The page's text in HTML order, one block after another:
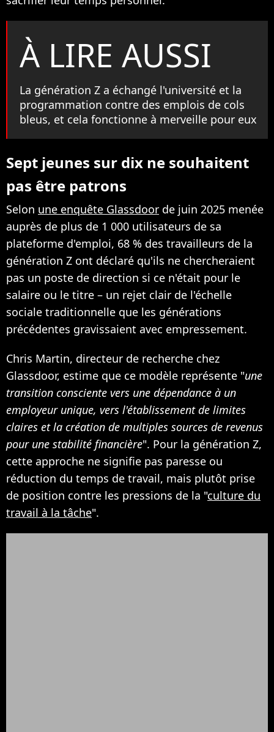
À LIRE AUSSI
La génération Z a échangé l'université et la
programmation contre des emplois de cols
bleus, et cela fonctionne à merveille pour eux
Sept jeunes sur dix ne souhaitent
pas être patrons
Selon une enquête Glassdoor de juin 2025 menée
auprès de plus de 1 000 utilisateurs de sa
plateforme d'emploi, 68 % des travailleurs de la
génération Z ont déclaré qu'ils ne chercheraient
pas un poste de direction si ce n'était pour le
salaire ou le titre – un rejet clair de l'échelle
sociale traditionnelle que les générations
précédentes gravissaient avec empressement.
Chris Martin, directeur de recherche chez
Glassdoor, estime que ce modèle représente "une
transition consciente vers une dépendance à un
employeur unique, vers l'établissement de limites
claires et la création de multiples sources de revenus
pour une stabilité financière". Pour la génération Z,
cette approche ne signifie pas paresse ou
réduction du temps de travail, mais plutôt prise
de position contre les pressions de la "culture du
travail à la tâche".